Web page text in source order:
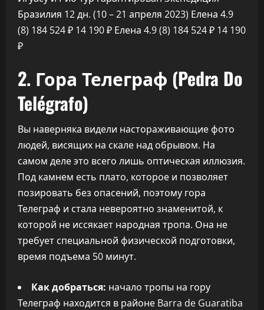
Бразилия 12 дн. (10 – 21 апреля 2023) Елена 4.9
(8) 184 524 ₽ 14 190 ₽ Елена 4.9(8) 184 524 ₽ 14 190
₽
2. Гора Телеграф (Pedra Do
Telégrafo)
Вы наверняка видели настораживающие фото
людей, висящих на скале над обрывом. На
самом деле это всего лишь оптическая иллюзия.
Под камнем есть плато, которое и позволяет
позировать без опасений, поэтому гора
Телеграф и стала невероятно знаменитой, к
которой не иссякает народная тропа. Она не
требует специальной физической подготовки,
время подъема 50 минут.
Как добраться: начало тропы на гору
Телеграф находится в районе Barra de Guaratiba